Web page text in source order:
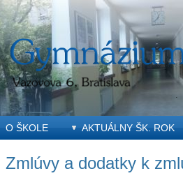
O ŠKOLE AKTUÁLNY ŠK. ROK
Zmlúvy a dodatky k